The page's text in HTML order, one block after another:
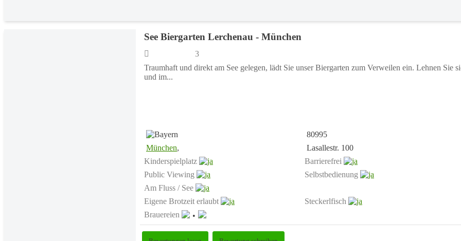
See Biergarten Lerchenau - München
3
Traumhaft und direkt am See gelegen, lädt Sie unser Biergarten zum Verweilen ein. Lehnen Sie
und im...
80995
München,
Lasallestr. 100
Kinderspielplatz
Barrierefrei
Public Viewing
Selbstbedienung
Am Fluss / See
Eigene Brotzeit erlaubt
Steckerlfisch
Brauereien